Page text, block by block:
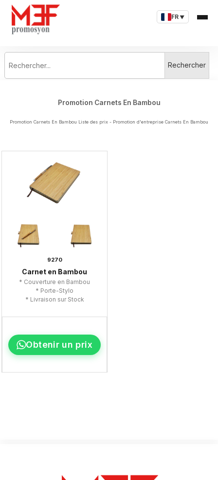
FR ▼
Rechercher...
Rechercher
Promotion Carnets En Bambou
Promotion Carnets En Bambou Liste des prix - Promotion d'entreprise Carnets En Bambou
9270
Carnet en Bambou
* Couverture en Bambou
* Porte-Stylo
* Livraison sur Stock
Obtenir un prix